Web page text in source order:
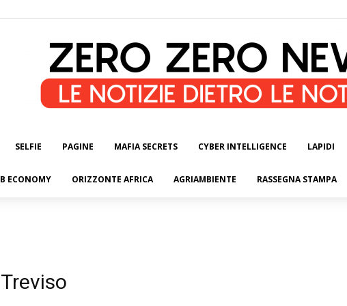
SELFIE PAGINE MAFIA SECRETS CYBER INTELLIGENCE LAPIDI
ECONOMY ORIZZONTE AFRICA AGRIAMBIENTE RASSEGNA STAMPA